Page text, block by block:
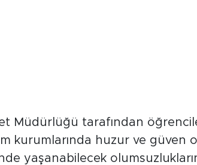
Müdürlüğü tarafından
kurumlarında huzur ve güven
yaşanabilecek